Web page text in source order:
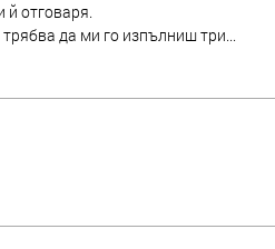
й отговаря.
да ми го изпълниш три...